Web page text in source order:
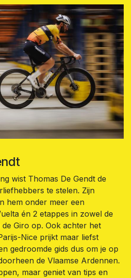
wist Thomas De Gendt de
te stelen. Zijn
hem onder meer een
én 2 etappes in zowel de
Giro op. Ook achter het
Nice prijkt maar liefst
gedroomde gids dus om je op
de Vlaamse Ardennen.
maar geniet van tips en